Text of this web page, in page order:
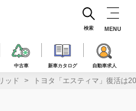
中古車 新車カタログ 自動車求人
検索 MENU
ッド トヨタ「エスティマ」復活は